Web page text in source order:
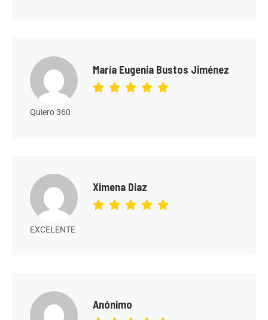
María Eugenia Bustos Jiménez
Quiero 360
Ximena Diaz
EXCELENTE
Anónimo